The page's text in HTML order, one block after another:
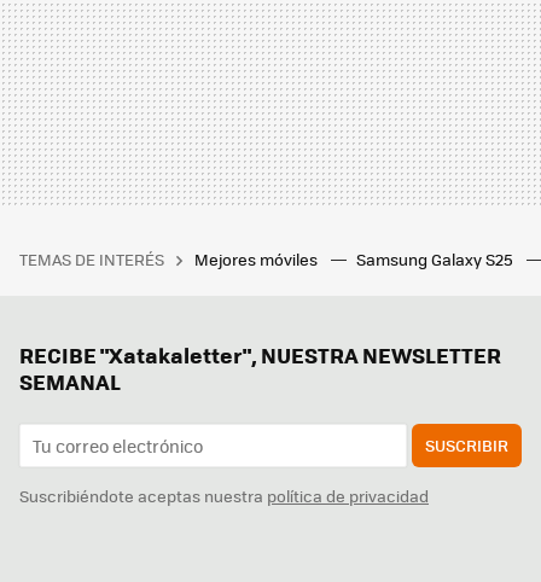
TEMAS DE INTERÉS Mejores móviles Samsung Galaxy S25
RECIBE "Xatakaletter", NUESTRA NEWSLETTER
SEMANAL
SUSCRIBIR
Suscribiéndote aceptas nuestra política de privacidad